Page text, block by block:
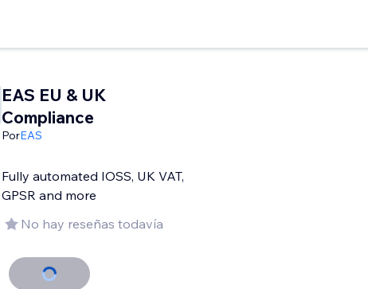
EAS EU & UK
Compliance
PorEAS
Fully automated IOSS, UK VAT,
GPSR and more
No hay reseñas todavía